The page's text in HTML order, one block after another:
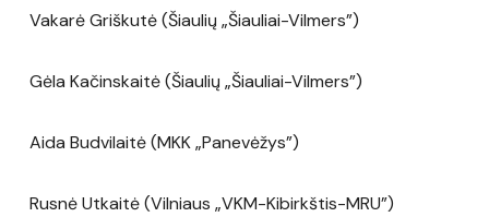
Vakarė Griškutė (Šiaulių „Šiauliai-Vilmers”)
Gėla Kačinskaitė (Šiaulių „Šiauliai-Vilmers”)
Aida Budvilaitė (MKK „Panevėžys”)
Rusnė Utkaitė (Vilniaus „VKM-Kibirkštis-MRU”)